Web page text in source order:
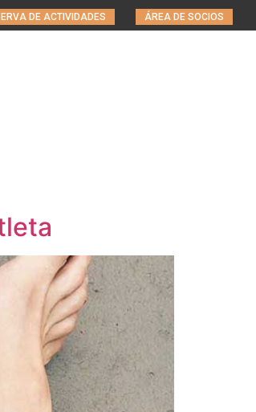
DE ACTIVIDADES ÁREA DE SOCIOS